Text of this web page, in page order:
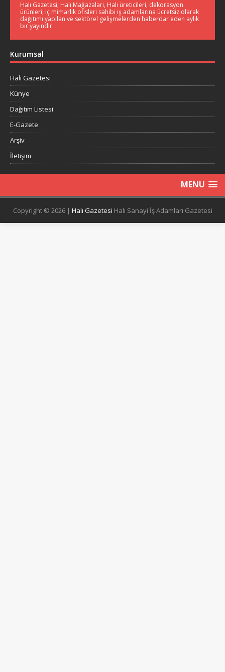
Halı Gazetesi, Halı Mağazaları, Halı üreticileri, dekorasyon
ürünleri, iç mimarlık ofisleri sahibi iş adamlarına ücretsiz olarak
dağıtımı yapılan ve sektörel gelişmelerden haberdar eden aylık
bir yayındır.
Kurumsal
Halı Gazetesi
Künye
Dağıtım Listesi
E-Gazete
Arşiv
İletişim
MENU
Copyright © 2026 | Halı Gazetesi Halı Sanayi İş Adamları Gazetesi